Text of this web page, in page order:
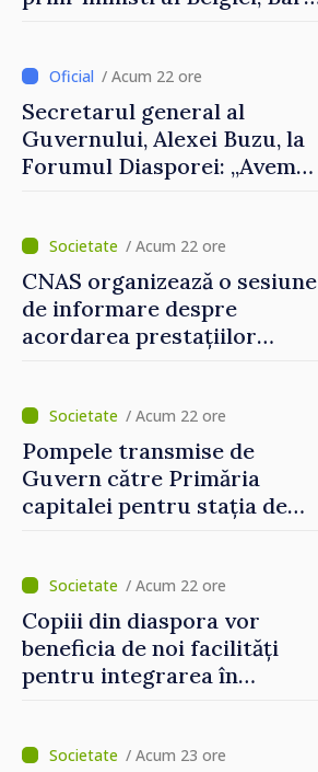
al Republicii Moldova.
/ Acum 22 ore
Secretarul general al
Guvernului, Alexei Buzu, la
Forumul Diasporei: „Avem
construi comunități mai
puternice”
/ Acum 22 ore
CNAS organizează o sesiune
de informare despre
acordarea prestațiilor
invitați să se înscrie la
eveniment
/ Acum 22 ore
Pompele transmise de
Guvern către Primăria
capitalei pentru stația de
puse în funcțiune
/ Acum 22 ore
Copiii din diaspora vor
beneficia de noi facilități
pentru integrarea în
/ Acum 23 ore